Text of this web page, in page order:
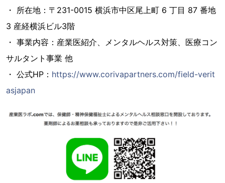
・ 所在地：〒231-0015 横浜市中区尾上町 6 丁目 87 番地
3 産経横浜ビル3階
・ 事業内容：産業医紹介、メンタルヘルス対策、医療コン
サルタント事業 他
・ 公式HP： https://www.corivapartners.com/field-verit
asjapan